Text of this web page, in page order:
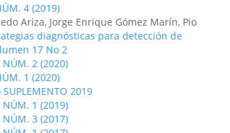
4 (2019)
Ariza, Jorge Enrique Gómez Marín, Pio
diagnósticas para detección de
17 No 2
2 (2020)
1 (2020)
2019
1 (2019)
3 (2017)